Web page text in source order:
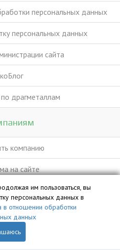
персональных данных
персональных данных
сайта
драгметаллам
компанию
на сайте
является интеллектуальной
и охраняется законом.
им пользоваться, вы
персональных данных в
в отношении обработки
данных